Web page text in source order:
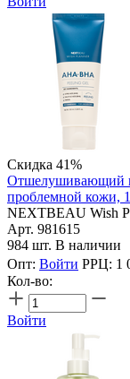
Скидка 41%
Отшелушивающий
проблемной кожи,
NEXTBEAU Wish
Арт. 981615
984 шт. В наличии
Опт: Войти РРЦ: 1
Кол-во:
Войти